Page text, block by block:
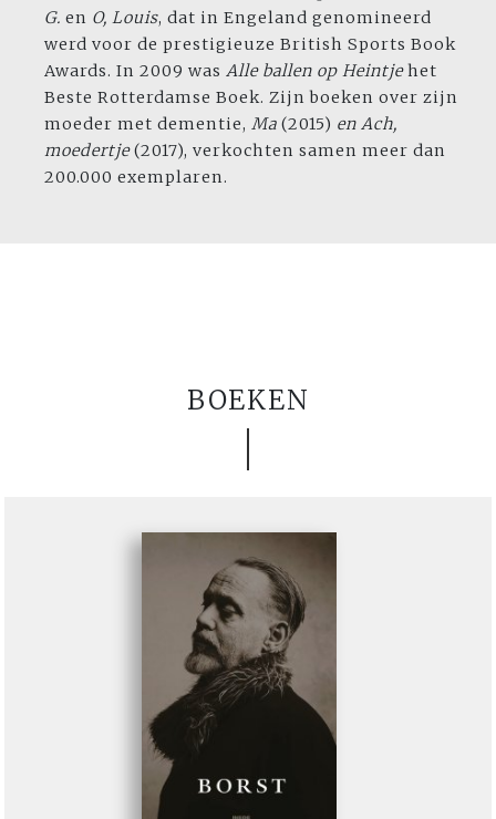
G. en O, Louis, dat in Engeland genomineerd
werd voor de prestigieuze British Sports Book
Awards. In 2009 was Alle ballen op Heintjehet
Beste Rotterdamse Boek. Zijn boeken over zijn
moeder met dementie, Ma (2015) en Ach,
moedertje(2017), verkochten samen meer dan
200.000 exemplaren.
BOEKEN